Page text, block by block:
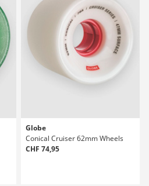
Globe
Conical Cruiser 62mm Wheels
CHF 74,95